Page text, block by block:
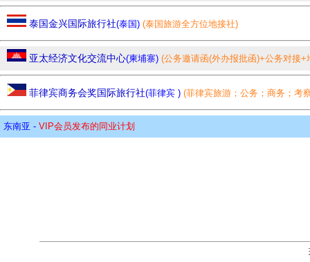
泰国金兴国际旅行社(泰国) (泰国旅游全方位地接社)
亚太经济文化交流中心(柬埔寨) (公务邀请函(外办报批函)+公务对接
带一路沿线国家,菲律宾/泰国/柬埔寨/新加坡.)
菲律宾商务会奖国际旅行社(菲律宾 ) (菲律宾旅游；公务；商务；考
签证)
东南亚 - VIP会员发布的同业计划